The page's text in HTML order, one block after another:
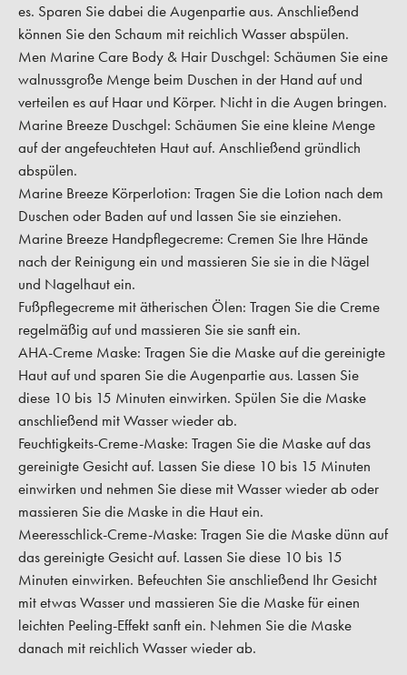
es. Sparen Sie dabei die Augenpartie aus. Anschließend
können Sie den Schaum mit reichlich Wasser abspülen.
Men Marine Care Body & Hair Duschgel: Schäumen Sie eine
walnussgroße Menge beim Duschen in der Hand auf und
verteilen es auf Haar und Körper. Nicht in die Augen bringen.
Marine Breeze Duschgel: Schäumen Sie eine kleine Menge
auf der angefeuchteten Haut auf. Anschließend gründlich
abspülen.
Marine Breeze Körperlotion: Tragen Sie die Lotion nach dem
Duschen oder Baden auf und lassen Sie sie einziehen.
Marine Breeze Handpflegecreme: Cremen Sie Ihre Hände
nach der Reinigung ein und massieren Sie sie in die Nägel
und Nagelhaut ein.
Fußpflegecreme mit ätherischen Ölen: Tragen Sie die Creme
regelmäßig auf und massieren Sie sie sanft ein.
AHA-Creme Maske: Tragen Sie die Maske auf die gereinigte
Haut auf und sparen Sie die Augenpartie aus. Lassen Sie
diese 10 bis 15 Minuten einwirken. Spülen Sie die Maske
anschließend mit Wasser wieder ab.
Feuchtigkeits-Creme-Maske: Tragen Sie die Maske auf das
gereinigte Gesicht auf. Lassen Sie diese 10 bis 15 Minuten
einwirken und nehmen Sie diese mit Wasser wieder ab oder
massieren Sie die Maske in die Haut ein.
Meeresschlick-Creme-Maske: Tragen Sie die Maske dünn auf
das gereinigte Gesicht auf. Lassen Sie diese 10 bis 15
Minuten einwirken. Befeuchten Sie anschließend Ihr Gesicht
mit etwas Wasser und massieren Sie die Maske für einen
leichten Peeling-Effekt sanft ein. Nehmen Sie die Maske
danach mit reichlich Wasser wieder ab.